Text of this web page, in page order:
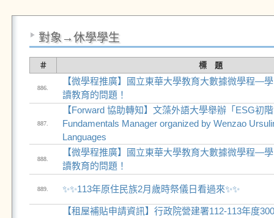
對象→休學學生
＃ 標 題
886.
【微學程推廣】國立東華大學教育大數據微學程—
讀教育的問題！
887.
【Forward 協助轉知】文藻外語大學舉辦「ESG初
Fundamentals Manager organized by Wenzao
Languages
888.
【微學程推廣】國立東華大學教育大數據微學程—
讀教育的問題！
889. ✨️✨️113年原住民族2月歲時祭儀日看過來✨️✨️
【租屋補貼申請資訊】行政院營建署112-113年度